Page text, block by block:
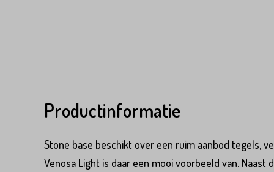
Productinformatie
Stone base beschikt over een ruim aanbod tegels,
Venosa Light is daar een mooi voorbeeld van. Naast
Emailadres*